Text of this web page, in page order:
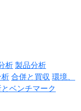
析製品分析
合併と買収 環境、
ベンチマーク